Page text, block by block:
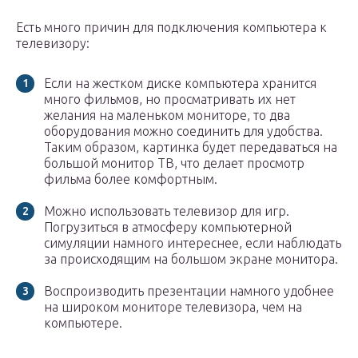
Есть много причин для подключения компьютера к
телевизору:
Если на жестком диске компьютера хранится
много фильмов, но просматривать их нет
желания на маленьком мониторе, то два
оборудования можно соединить для удобства.
Таким образом, картинка будет передаваться на
большой монитор ТВ, что делает просмотр
фильма более комфортным.
Можно использовать телевизор для игр.
Погрузиться в атмосферу компьютерной
симуляции намного интереснее, если наблюдать
за происходящим на большом экране монитора.
Воспроизводить презентации намного удобнее
на широком мониторе телевизора, чем на
компьютере.